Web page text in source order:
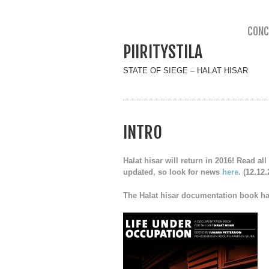
PIIRITYSTILA
STATE OF SIEGE – HALAT HISAR
INTRO
Halat hisar will return in 2016! Read
updated, so look for news here.
The Halat hisar documentation book